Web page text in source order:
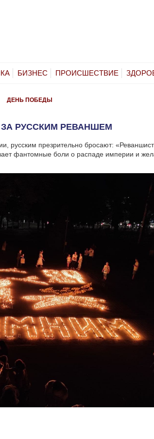
БИЗНЕС ПРОИСШЕСТВИЕ
ДЕНЬ ПОБЕДЫ
РУССКИМ РЕВАНШЕМ
русским презрительно бросают:
фантомные боли о распаде империи и